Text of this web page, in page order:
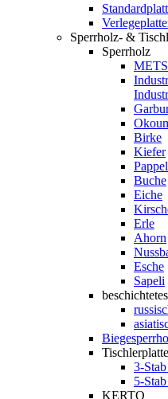
Sperrholz- &
Sperrholz
Birke
Kiefer
Pappel
Buche
Eiche
Erle
Ahorn
Esche
Sapeli
3-
5-
KERTO